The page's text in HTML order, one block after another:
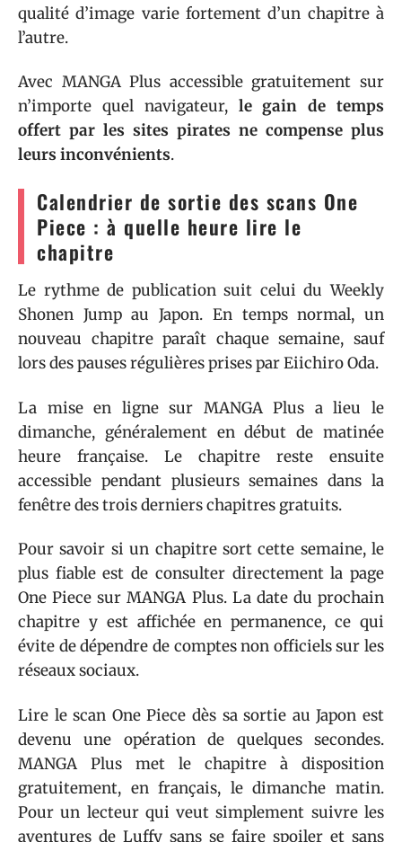
qualité d’image varie fortement d’un chapitre à
l’autre.
Avec MANGA Plus accessible gratuitement sur
n’importe quel navigateur, le gain de temps
offert par les sites pirates ne compense plus
leurs inconvénients.
Calendrier de sortie des scans One
Piece : à quelle heure lire le
chapitre
Le rythme de publication suit celui du Weekly
Shonen Jump au Japon. En temps normal, un
nouveau chapitre paraît chaque semaine, sauf
lors des pauses régulières prises par Eiichiro Oda.
La mise en ligne sur MANGA Plus a lieu le
dimanche, généralement en début de matinée
heure française. Le chapitre reste ensuite
accessible pendant plusieurs semaines dans la
fenêtre des trois derniers chapitres gratuits.
Pour savoir si un chapitre sort cette semaine, le
plus fiable est de consulter directement la page
One Piece sur MANGA Plus. La date du prochain
chapitre y est affichée en permanence, ce qui
évite de dépendre de comptes non officiels sur les
réseaux sociaux.
Lire le scan One Piece dès sa sortie au Japon est
devenu une opération de quelques secondes.
MANGA Plus met le chapitre à disposition
gratuitement, en français, le dimanche matin.
Pour un lecteur qui veut simplement suivre les
aventures de Luffy sans se faire spoiler et sans